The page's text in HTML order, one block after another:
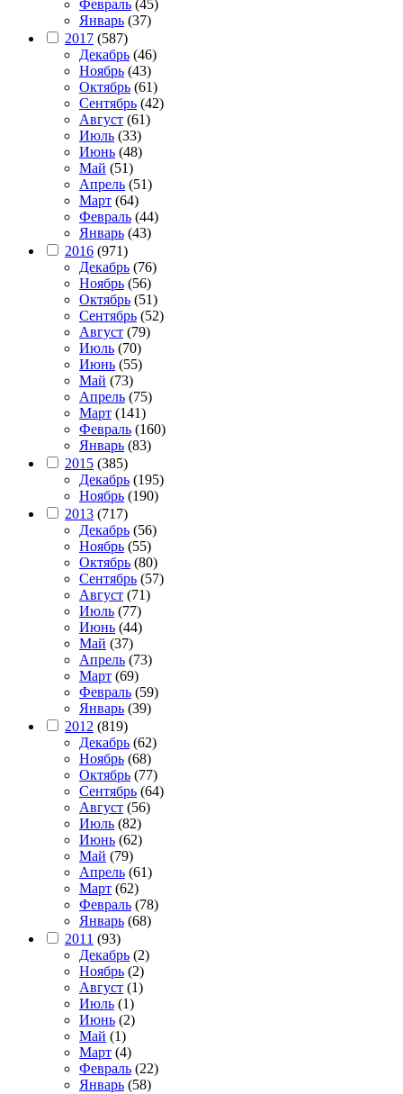
Февраль (45)
Январь (37)
2017 (587)
Декабрь (46)
Ноябрь (43)
Октябрь (61)
Сентябрь (42)
Август (61)
Июль (33)
Июнь (48)
Май (51)
Апрель (51)
Март (64)
Февраль (44)
Январь (43)
2016 (971)
Декабрь (76)
Ноябрь (56)
Октябрь (51)
Сентябрь (52)
Август (79)
Июль (70)
Июнь (55)
Май (73)
Апрель (75)
Март (141)
Февраль (160)
Январь (83)
2015 (385)
Декабрь (195)
Ноябрь (190)
2013 (717)
Декабрь (56)
Ноябрь (55)
Октябрь (80)
Сентябрь (57)
Август (71)
Июль (77)
Июнь (44)
Май (37)
Апрель (73)
Март (69)
Февраль (59)
Январь (39)
2012 (819)
Декабрь (62)
Ноябрь (68)
Октябрь (77)
Сентябрь (64)
Август (56)
Июль (82)
Июнь (62)
Май (79)
Апрель (61)
Март (62)
Февраль (78)
Январь (68)
2011 (93)
Декабрь (2)
Ноябрь (2)
Август (1)
Июль (1)
Июнь (2)
Май (1)
Март (4)
Февраль (22)
Январь (58)